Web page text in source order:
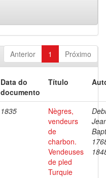
Anterior 1 Próximo
Data do
documento
Título
1835
Nègres,
vendeurs
de
charbon.
Vendeuses
de pled
Turquie